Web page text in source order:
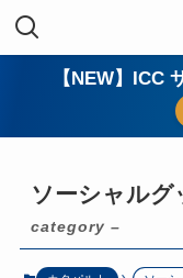
【NEW】ICC
ソーシャルグ
category –